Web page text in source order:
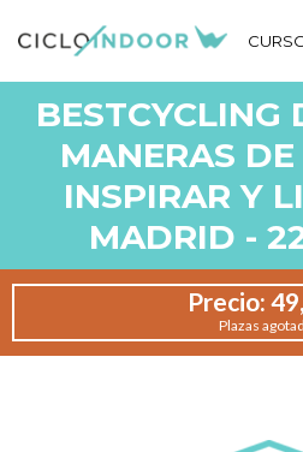
BESTCYCLING
MANERAS
INSPIRAR Y
MADRID -
Precio:
Plazas